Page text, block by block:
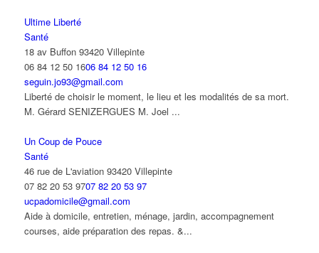
Ultime Liberté
Santé
18 av Buffon 93420 Villepinte
06 84 12 50 1606 84 12 50 16
seguin.jo93@gmail.com
Liberté de choisir le moment, le lieu et les modalités de sa mort.
M. Gérard SENIZERGUES M. Joel ...
Un Coup de Pouce
Santé
46 rue de L'aviation 93420 Villepinte
07 82 20 53 9707 82 20 53 97
ucpadomicile@gmail.com
Aide à domicile, entretien, ménage, jardin, accompagnement
courses, aide préparation des repas. &...